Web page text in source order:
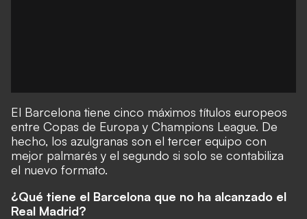
El Barcelona tiene cinco máximos títulos europeos
entre Copas de Europa y Champions League. De
hecho, los azulgranas son el tercer equipo con
mejor palmarés y el segundo si solo se contabiliza
el nuevo formato.
¿Qué tiene el Barcelona que no ha alcanzado el
Real Madrid?